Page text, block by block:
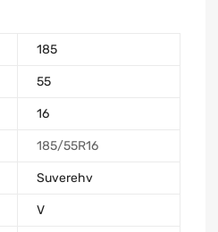
185
55
16
185/55R16
Suverehv
V